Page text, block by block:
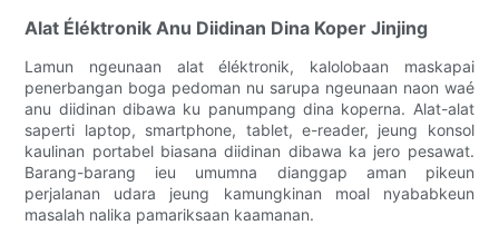
Alat Éléktronik Anu Diidinan Dina Koper Jinjing
Lamun ngeunaan alat éléktronik, kalolobaan maskapai
penerbangan boga pedoman nu sarupa ngeunaan naon waé
anu diidinan dibawa ku panumpang dina koperna. Alat-alat
saperti laptop, smartphone, tablet, e-reader, jeung konsol
kaulinan portabel biasana diidinan dibawa ka jero pesawat.
Barang-barang ieu umumna dianggap aman pikeun
perjalanan udara jeung kamungkinan moal nyababkeun
masalah nalika pamariksaan kaamanan.